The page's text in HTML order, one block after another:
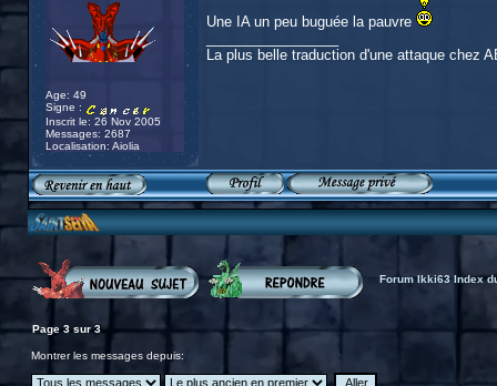
Age: 49
Signe :
Inscrit le: 26 Nov 2005
Messages: 2687
Localisation: Aiolia
Une IA un peu buguée la pauvre
La plus belle traduction d'une attaque chez
Forum Ikki63 Index
Page3 sur3
Montrer les messages depuis: